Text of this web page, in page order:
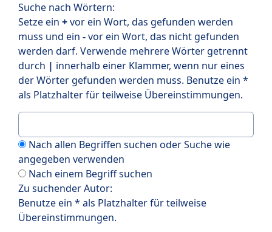
Suche nach Wörtern:
Setze ein +vor ein Wort, das gefunden werden
muss und ein -vor ein Wort, das nicht gefunden
werden darf. Verwende mehrere Wörter getrennt
durch | innerhalb einer Klammer, wenn nur eines
der Wörter gefunden werden muss. Benutze ein *
als Platzhalter für teilweise Übereinstimmungen.
Nach allen Begriffen suchen oder Suche wie
angegeben verwenden
Nach einem Begriff suchen
Zu suchender Autor:
Benutze ein * als Platzhalter für teilweise
Übereinstimmungen.